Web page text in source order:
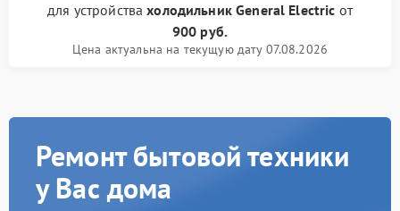
для устройствахолодильник General Electric от
900 руб.
Цена актуальна на текущую дату 07.08.2026
Ремонт бытовой техники
у Вас дома